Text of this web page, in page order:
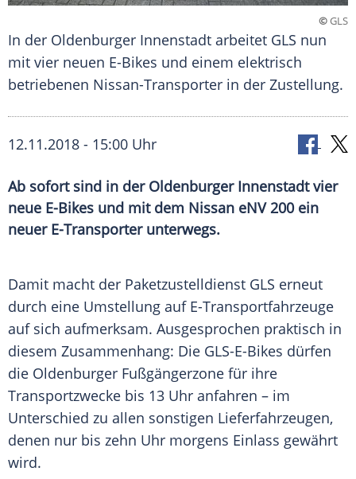
©GLS
In der Oldenburger Innenstadt arbeitet GLS nun
mit vier neuen E-Bikes und einem elektrisch
betriebenen Nissan-Transporter in der Zustellung.
12.11.2018 - 15:00 Uhr
Ab sofort sind in der Oldenburger Innenstadt vier
neue E-Bikes und mit dem Nissan eNV 200 ein
neuer E-Transporter unterwegs.
Damit macht der Paketzustelldienst GLS erneut
durch eine Umstellung auf E-Transportfahrzeuge
auf sich aufmerksam. Ausgesprochen praktisch in
diesem Zusammenhang: Die GLS-E-Bikes dürfen
die Oldenburger Fußgängerzone für ihre
Transportzwecke bis 13 Uhr anfahren – im
Unterschied zu allen sonstigen Lieferfahrzeugen,
denen nur bis zehn Uhr morgens Einlass gewährt
wird.